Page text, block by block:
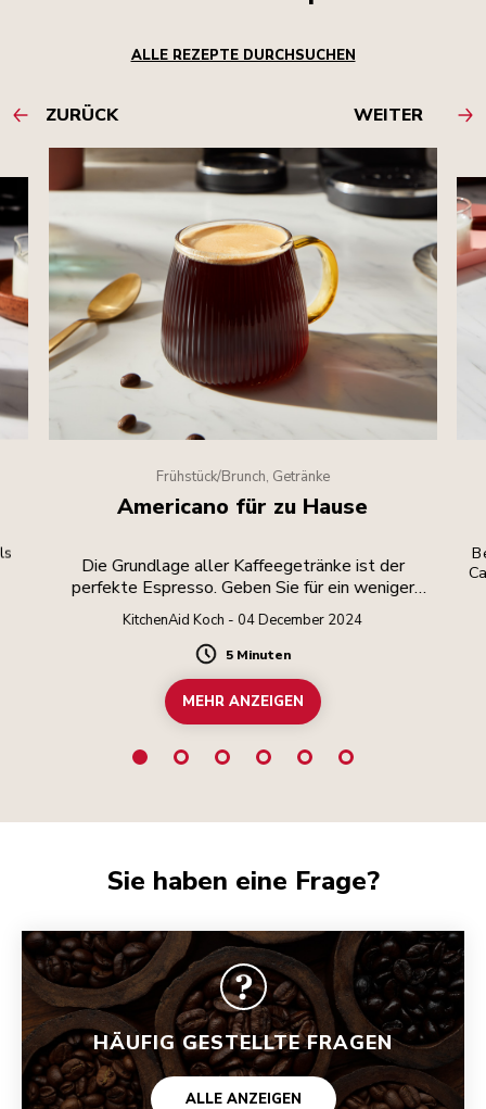
ALLE REZEPTE DURCHSUCHEN
ZURÜCK WEITER
Frühstück/Brunch, Getränke
Americano für zu Hause
Die Grundlage aller Kaffeegetränke ist der
perfekte Espresso. Geben Sie für ein weniger
intensives Getränk heißes Wasser hinzu.
KitchenAid Koch - 04 December 2024
Duration
5 Minuten
MEHR ANZEIGEN
Sie haben eine Frage?
HÄUFIG GESTELLTE FRAGEN
ALLE ANZEIGEN